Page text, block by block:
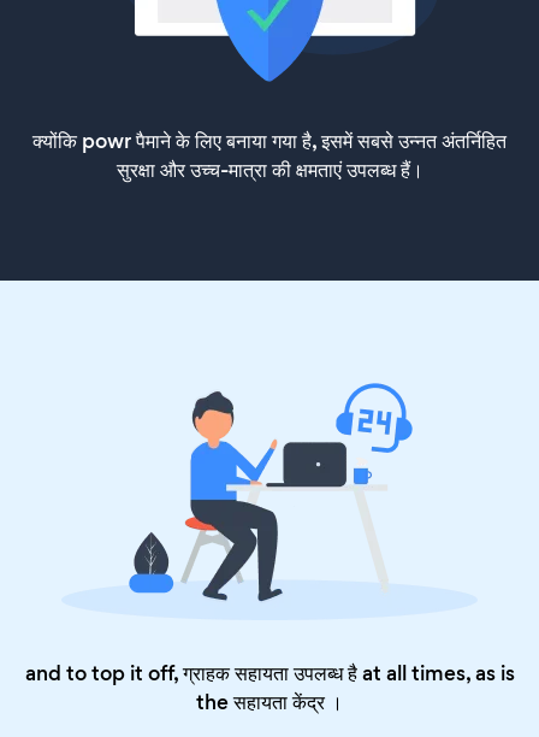
क्योंकि powr पैमाने के लिए बनाया गया है, इसमें सबसे उन्नत अंतर्निहित
सुरक्षा और उच्च-मात्रा की क्षमताएं उपलब्ध हैं।
and to top it off, ग्राहक सहायता उपलब्ध है at all times, as is
theसहायता केंद्र।